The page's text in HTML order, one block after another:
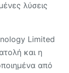
λύσεις
Limited
και η
από